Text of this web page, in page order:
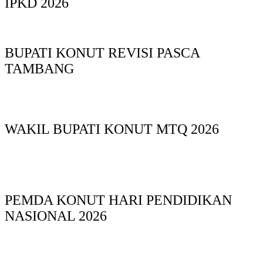
IPKD 2026
BUPATI KONUT REVISI PASCA
TAMBANG
WAKIL BUPATI KONUT MTQ 2026
PEMDA KONUT HARI PENDIDIKAN
NASIONAL 2026